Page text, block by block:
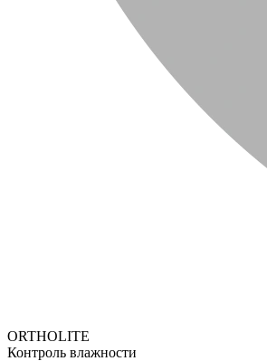
ORTHOLITE
Контроль влажности